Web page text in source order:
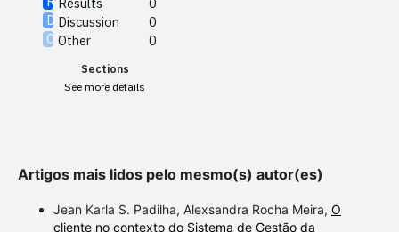
Discussion
0
Other
0
Sections
See more details
contrasts the cited claim, and
a label indicating in which
section the citation was
Artigos mais lidos pelo mesmo(s) autor(es)
Jean Karla S. Padilha, Alexsandra Rocha Meira, O
cliente no contexto do Sistema de Gestão da